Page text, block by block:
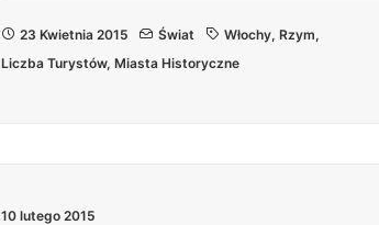
23 Kwietnia 2015 Świat Włochy, Rzym,
Liczba Turystów, Miasta Historyczne
10 lutego 2015